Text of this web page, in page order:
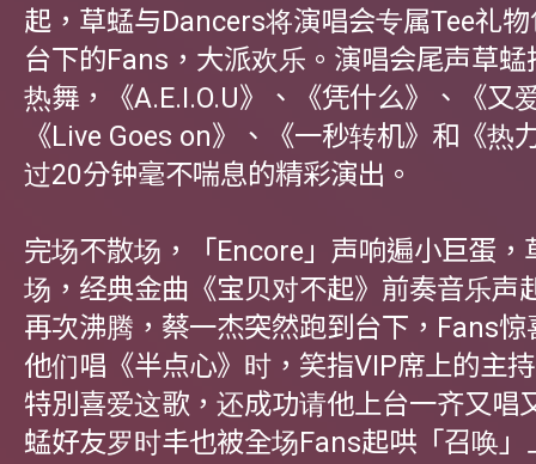
起，草蜢与Dancers将演唱会专属Tee礼
台下的Fans，大派欢乐。演唱会尾声草
热舞，《A.E.I.O.U》、《凭什么》、《又
《Live Goes on》、《一秒转机》和《热
过20分钟毫不喘息的精彩演出。
完场不散场，「Encore」声响遍小巨蛋，
场，经典金曲《宝贝对不起》前奏音乐声
再次沸腾，蔡一杰突然跑到台下，Fans
他们唱《半点心》时，笑指VIP席上的主
特別喜爱这歌，还成功请他上台一齐又唱
蜢好友罗时丰也被全场Fans起哄「召唤